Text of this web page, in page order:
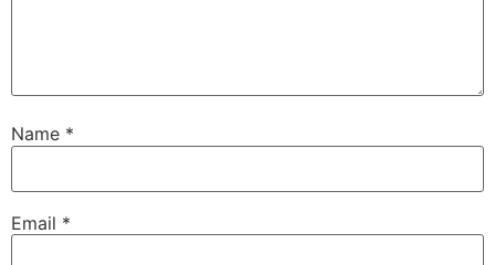
Name *
Email *